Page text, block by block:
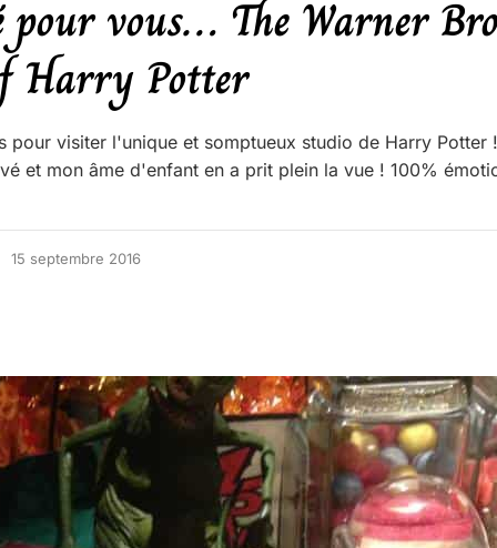
pour vous… The Warner
Harry Potter
pour visiter l'unique et somptueux studio de Harry Potter
et mon âme d'enfant en a prit plein la vue ! 100%
15 septembre 2016